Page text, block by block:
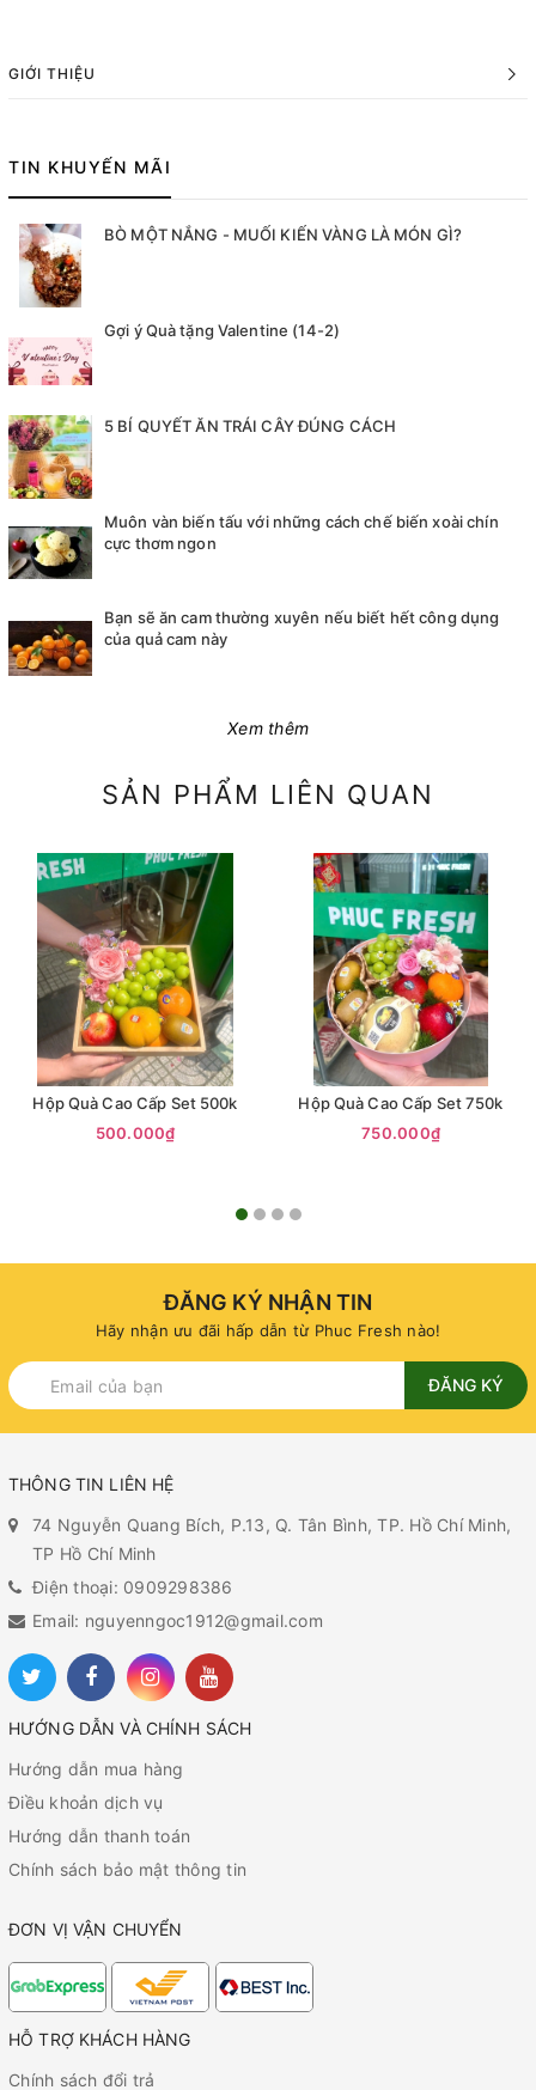
GIỚI THIỆU
TIN KHUYẾN MÃI
BÒ MỘT NẮNG - MUỐI KIẾN VÀNG LÀ MÓN GÌ?
Gợi ý Quà tặng Valentine (14-2)
5 BÍ QUYẾT ĂN TRÁI CÂY ĐÚNG CÁCH
Muôn vàn biến tấu với những cách chế biến xoài chín
cực thơm ngon
Bạn sẽ ăn cam thường xuyên nếu biết hết công dụng
của quả cam này
Xem thêm
SẢN PHẨM LIÊN QUAN
Hộp Quà Cao Cấp Set 500k
500.000₫
Hộp Quà Cao Cấp Set 750k
750.000₫
ĐĂNG KÝ NHẬN TIN
Hãy nhận ưu đãi hấp dẫn từ Phuc Fresh nào!
ĐĂNG KÝ
THÔNG TIN LIÊN HỆ
74 Nguyễn Quang Bích, P.13, Q. Tân Bình, TP. Hồ Chí Minh,
TP Hồ Chí Minh
Điện thoại: 0909298386
Email: nguyenngoc1912@gmail.com
HƯỚNG DẪN VÀ CHÍNH SÁCH
Hướng dẫn mua hàng
Điều khoản dịch vụ
Hướng dẫn thanh toán
Chính sách bảo mật thông tin
ĐƠN VỊ VẬN CHUYỂN
HỖ TRỢ KHÁCH HÀNG
Chính sách đổi trả